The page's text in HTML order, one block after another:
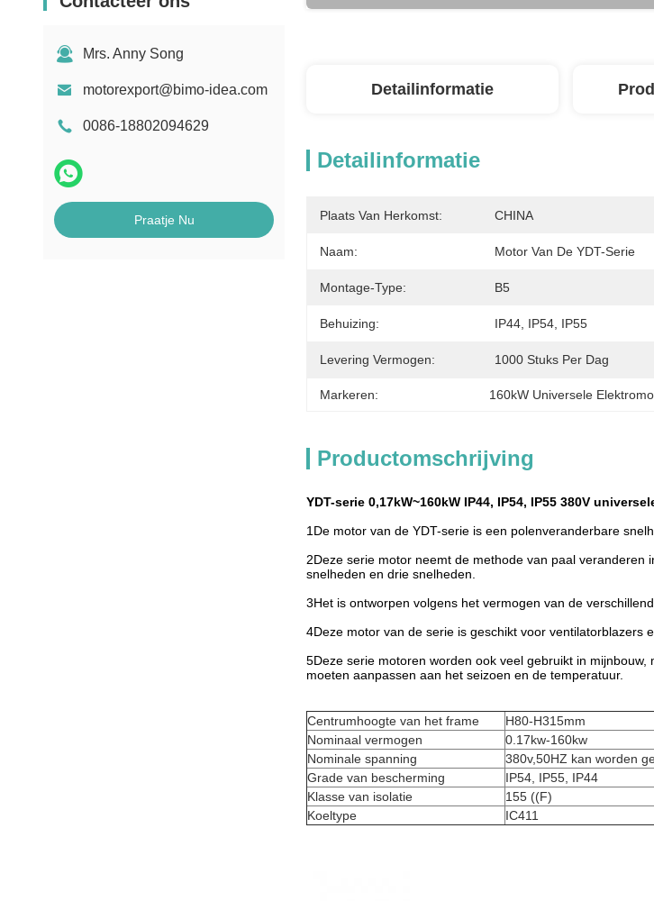
Mrs. Anny Song
motorexport@bimo-idea.com
0086-18802094629
Praatje Nu
Detailinformatie
Detailinformatie
Plaats Van Herkomst: CHINA
Naam: Motor Van De YDT-Serie
Montage-Type: B5
Behuizing: IP44, IP54, IP55
Levering Vermogen: 1000 Stuks Per Dag
Markeren: 160kW Universele
Productomschrijving
YDT-serie 0,17kW~160kW IP44, IP54, IP55 380V
1De motor van de YDT-serie is een polenveranderbare
2Deze serie motor neemt de methode van paal
snelheden en drie snelheden.
3Het is ontworpen volgens het vermogen van de
4Deze motor van de serie is geschikt voor ventilatorblazers
5Deze serie motoren worden ook veel gebruikt in
moeten aanpassen aan het seizoen en de temperatuur.
Centrumhoogte van het frame
H80-H315mm
Nominaal vermogen
0.17kw-160kw
Nominale spanning
380v,50HZ kan worden
Grade van bescherming
IP54, IP55, IP44
Klasse van isolatie
155 ((F)
Koeltype
IC411